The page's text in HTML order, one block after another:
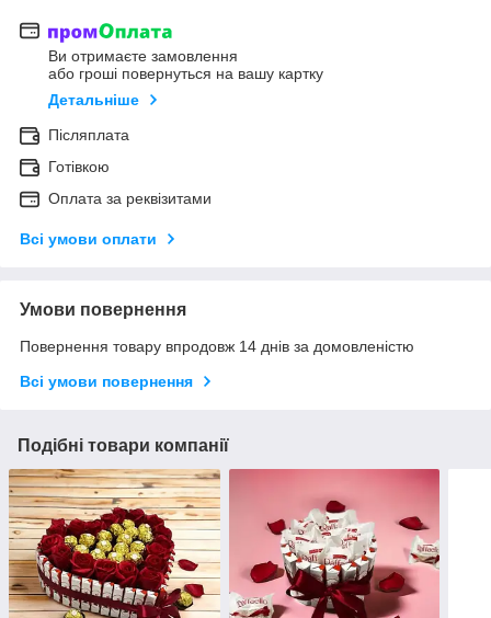
Ви отримаєте замовлення
або гроші повернуться на вашу картку
Детальніше
Післяплата
Готівкою
Оплата за реквізитами
Всі умови оплати
Умови повернення
Повернення товару впродовж 14 днів за домовленістю
Всі умови повернення
Подібні товари компанії